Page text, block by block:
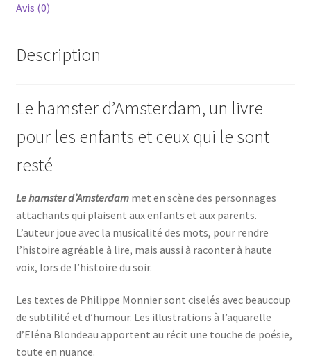
Avis (0)
Description
Le hamster d’Amsterdam, un livre
pour les enfants et ceux qui le sont
resté
Le hamster d’Amsterdammet en scène des personnages
attachants qui plaisent aux enfants et aux parents.
L’auteur joue avec la musicalité des mots, pour rendre
l’histoire agréable à lire, mais aussi à raconter à haute
voix, lors de l’histoire du soir.
Les textes de Philippe Monnier sont ciselés avec beaucoup
de subtilité et d’humour. Les illustrations à l’aquarelle
d’Eléna Blondeau apportent au récit une touche de poésie,
toute en nuance.